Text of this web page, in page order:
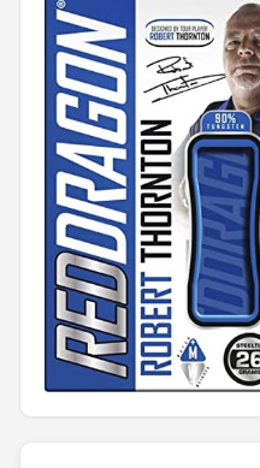
Uitgooilijst
Dartshop
POPULAIRE MERKEN
Target
Winmau
Bull's
Dart